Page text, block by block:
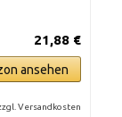
21,88 €
ansehen
Versandkosten